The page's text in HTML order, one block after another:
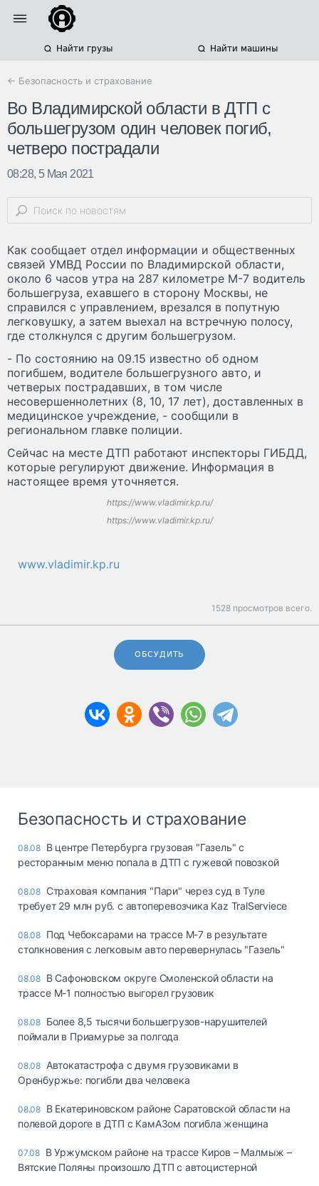
Найти грузы Найти машины
← Безопасность и страхование
Во Владимирской области в ДТП с
большегрузом один человек погиб,
четверо пострадали
08:28, 5 Мая 2021
Как сообщает отдел информации и общественных
связей УМВД России по Владимирской области,
около 6 часов утра на 287 километре М-7 водитель
большегруза, ехавшего в сторону Москвы, не
справился с управлением, врезался в попутную
легковушку, а затем выехал на встречную полосу,
где столкнулся с другим большегрузом.
- По состоянию на 09.15 известно об одном
погибшем, водителе большегрузного авто, и
четверых пострадавших, в том числе
несовершеннолетних (8, 10, 17 лет), доставленных в
медицинское учреждение, - сообщили в
региональном главке полиции.
Сейчас на месте ДТП работают инспекторы ГИБДД,
которые регулируют движение. Информация в
настоящее время уточняется.
https://www.vladimir.kp.ru/
https://www.vladimir.kp.ru/
www.vladimir.kp.ru
1528 просмотров всего.
ОБСУДИТЬ
Безопасность и страхование
08.08 В центре Петербурга грузовая "Газель" с
ресторанным меню попала в ДТП с гужевой повозкой
08.08 Страховая компания "Пари" через суд в Туле
требует 29 млн руб. с автоперевозчика Kaz TralServiece
08.08 Под Чебоксарами на трассе М-7 в результате
столкновения с легковым авто перевернулась "Газель"
08.08 В Сафоновском округе Смоленской области на
трассе М-1 полностью выгорел грузовик
08.08 Более 8,5 тысячи большегрузов-нарушителей
поймали в Приамурье за полгода
08.08 Автокатастрофа с двумя грузовиками в
Оренбуржье: погибли два человека
08.08 В Екатериновском районе Саратовской области на
полевой дороге в ДТП с КамАЗом погибла женщина
07.08 В Уржумском районе на трассе Киров – Малмыж –
Вятские Поляны произошло ДТП с автоцистерной